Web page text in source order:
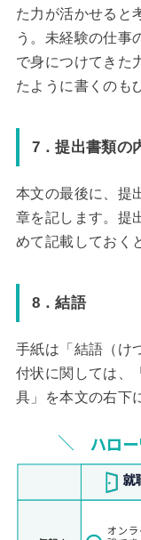
た力が活かせると
う。未経験の仕事
で身につけてきた
たように書くのも
7．提出書類の
本文の最後に、提
章を記します。提
めて記載しておく
8．結語
手紙は「結語（け
付状に関しては、
具」を本文の右下